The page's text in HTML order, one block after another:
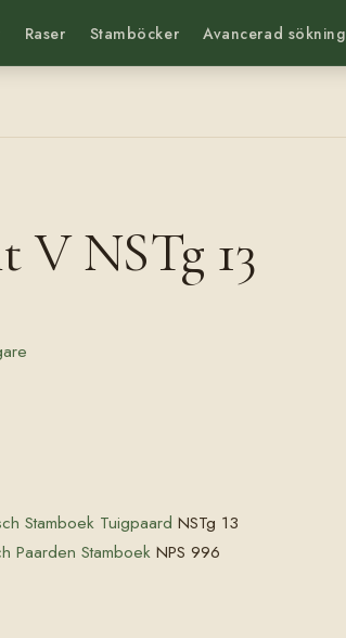
Raser Stamböcker Avancerad sökning
V NSTg 13
Stamboek Tuigpaard NSTg 13
Paarden Stamboek NPS 996